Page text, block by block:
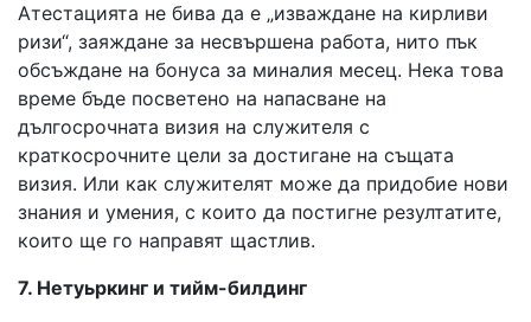
Атестацията не бива да е „изваждане на кирливи
ризи“, заяждане за несвършена работа, нито пък
обсъждане на бонуса за миналия месец. Нека това
време бъде посветено на напасване на
дългосрочната визия на служителя с
краткосрочните цели за достигане на същата
визия. Или как служителят може да придобие нови
знания и умения, с които да постигне резултатите,
които ще го направят щастлив.
7. Нетуьркинг и тийм-билдинг